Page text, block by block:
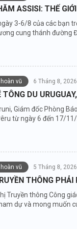
ASSISI: THẾ
3-6/8 của các bạn
cung thánh đường
vũ 6 Tháng 8, 2026
DU
Giám đốc Phòng
từ ngày 6 đến 17/
vũ 5 Tháng 8, 2026
THÔNG
Truyền thông Công
dự và mong muốn